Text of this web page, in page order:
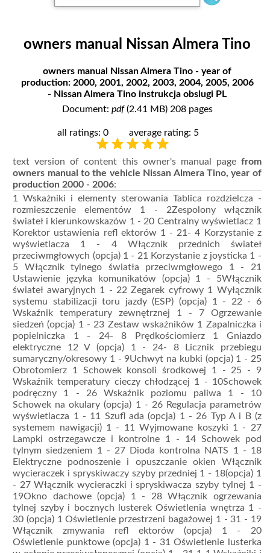
owners manual Nissan Almera Tino
owners manual Nissan Almera Tino - year of
production: 2000, 2001, 2002, 2003, 2004, 2005, 2006
- Nissan Almera Tino instrukcja obslugi PL
Document: pdf(2.41 MB) 208 pages
all ratings: 0 average rating: 5
text version of content this owner's manual page from
owners manual to the vehicle Nissan Almera Tino, year of
production 2000 - 2006:
1 Wskaźniki i elementy sterowania Tablica rozdzielcza -
rozmieszczenie elementów 1 - 2Zespolony włącznik
świateł i kierunkowskazów 1 - 20 Centralny wyświetlacz 1
Korektor ustawienia reﬂ ektorów 1 - 21- 4 Korzystanie z
wyświetlacza 1 - 4 Włącznik przednich świateł
przeciwmgłowych (opcja) 1 - 21 Korzystanie z joysticka 1 -
5 Włącznik tylnego światła przeciwmgłowego 1 - 21
Ustawienie języka komunikatów (opcja) 1 - 5Włącznik
świateł awaryjnych 1 - 22 Zegarek cyfrowy 1 Wyłącznik
systemu stabilizacji toru jazdy (ESP) (opcja) 1 - 22 - 6
Wskaźnik temperatury zewnętrznej 1 - 7 Ogrzewanie
siedzeń (opcja) 1 - 23 Zestaw wskaźników 1 Zapalniczka i
popielniczka 1 - 24- 8 Prędkościomierz 1 Gniazdo
elektryczne 12 V (opcja) 1 - 24- 8 Licznik przebiegu
sumaryczny/okresowy 1 - 9Uchwyt na kubki (opcja) 1 - 25
Obrotomierz 1 Schowek konsoli środkowej 1 - 25 - 9
Wskaźnik temperatury cieczy chłodzącej 1 - 10Schowek
podręczny 1 - 26 Wskaźnik poziomu paliwa 1 - 10
Schowek na okulary (opcja) 1 - 26 Regulacja parametrów
wyświetlacza 1 - 11 Szuﬂ ada (opcja) 1 - 26 Typ A i B (z
systemem nawigacji) 1 - 11 Wyjmowane koszyki 1 - 27
Lampki ostrzegawcze i kontrolne 1 - 14 Schowek pod
tylnym siedzeniem 1 - 27 Dioda kontrolna NATS 1 - 18
Elektryczne podnoszenie i opuszczanie okien Włącznik
wycieraczek i spryskiwaczy szyby przedniej 1 - 18(opcja) 1
- 27 Włącznik wycieraczki i spryskiwacza szyby tylnej 1 -
19Okno dachowe (opcja) 1 - 28 Włącznik ogrzewania
tylnej szyby i bocznych lusterek Oświetlenia wnętrza 1 -
30 (opcja) 1 Oświetlenie przestrzeni bagażowej 1 - 31 - 19
Włącznik zmywania reﬂ ektorów (opcja) 1 - 20
Oświetlenie punktowe (opcja) 1 - 31 Oświetlenie lusterka